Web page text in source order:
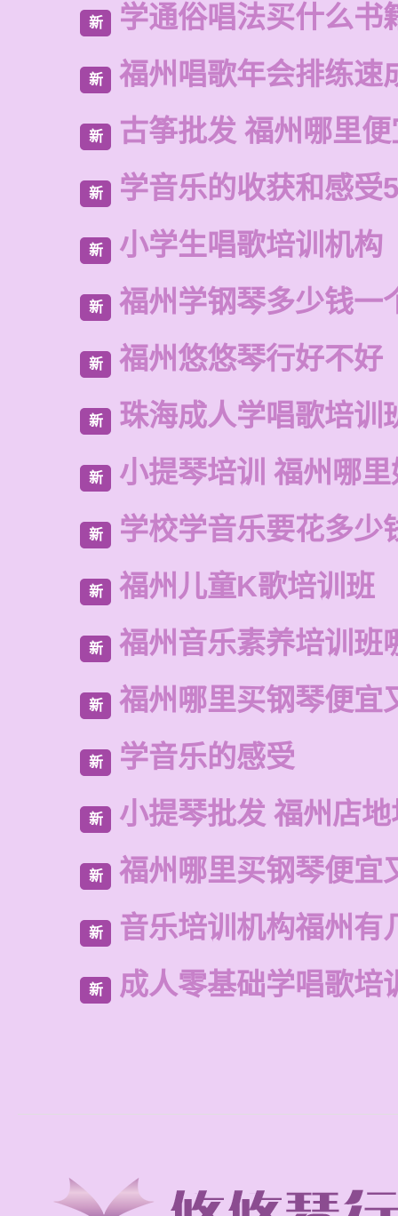
新 学通俗唱法买什么书
新 福州唱歌年会排练速
新 古筝批发 福州哪里
新 学音乐的收获和感受
新 小学生唱歌培训机构
新 福州学钢琴多少钱一
新 福州悠悠琴行好不好
新 珠海成人学唱歌培训
新 小提琴培训 福州哪
新 学校学音乐要花多少
新 福州儿童K歌培训班
新 福州音乐素养培训班
新 福州哪里买钢琴便宜
新 学音乐的感受
新 小提琴批发 福州店
新 福州哪里买钢琴便宜
新 音乐培训机构福州有
新 成人零基础学唱歌培